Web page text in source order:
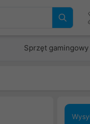
Sprzęt gamingowy